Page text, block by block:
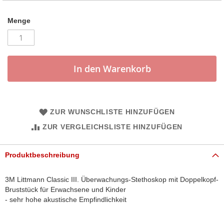
Menge
In den Warenkorb
ZUR WUNSCHLISTE HINZUFÜGEN
ZUR VERGLEICHSLISTE HINZUFÜGEN
Produktbeschreibung
3M Littmann Classic III. Überwachungs-Stethoskop mit Doppelkopf-
Bruststück für Erwachsene und Kinder
- sehr hohe akustische Empfindlichkeit